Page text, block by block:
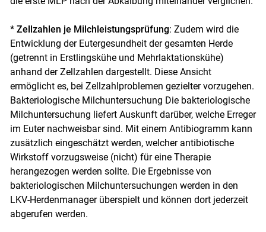
* Zellzahlen je Milchleistungsprüfung: Zudem wird die
Entwicklung der Eutergesundheit der gesamten Herde
(getrennt in Erstlingskühe und Mehrlaktationskühe)
anhand der Zellzahlen dargestellt. Diese Ansicht
ermöglicht es, bei Zellzahlproblemen gezielter vorzugehen.
Bakteriologische Milchuntersuchung Die bakteriologische
Milchuntersuchung liefert Auskunft darüber, welche Erreger
im Euter nachweisbar sind. Mit einem Antibiogramm kann
zusätzlich eingeschätzt werden, welcher antibiotische
Wirkstoff vorzugsweise (nicht) für eine Therapie
herangezogen werden sollte. Die Ergebnisse von
bakteriologischen Milchuntersuchungen werden in den
LKV-Herdenmanager überspielt und können dort jederzeit
abgerufen werden.